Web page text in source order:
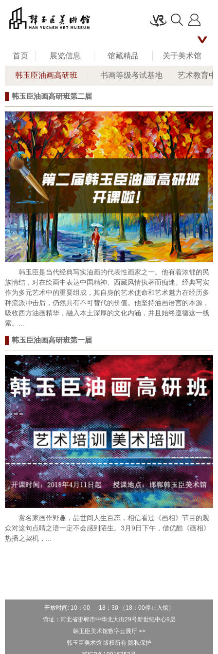
首页 展览信息 馆藏精品 关于美术馆
韩玉臣油画高研班 书画等级考试基地 艺术教育
名家评说 馆长艺术人生
公共教育 联系我们 留言板
韩玉臣油画高研班第二届
韩玉臣是当代经典写实油画的代表性画家之一。他有着浓郁的民
族情结，对在绘画中表达中国精神、西藏风情执著而痴迷。经典写实
作为多元艺术中的重要组成，其自身的艺术使命和艺术魅力在经历多
种流派冲击后，仍然具有不可替代的价值。他坚持油画语言的本源，
吸收西方油画精华，融入本土深厚的文化内涵，并且始终遵循这一线
索。...
韩玉臣油画高研班第一届
赏名家画作野趣，品世间人生百态，相信看过《画相》节目的观
众对这句点睛之语一定不会感到陌生。3月9日下午，借优酷《画相》
热播之契机，...
开放时间: 10：00 — 18：30 （18：00停止入馆）
馆址：河北省邯郸市中华北大街29号新世纪中心9层
韩玉臣美术馆数字云展厅 >>
韩玉臣美术馆 版权所有 隐私保护